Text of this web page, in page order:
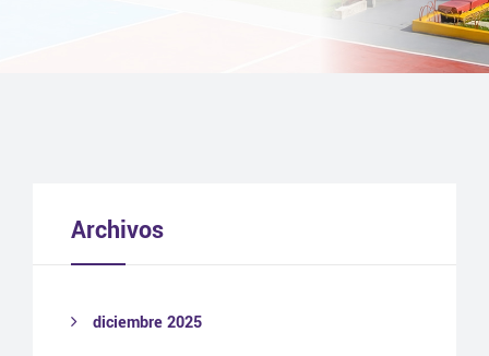
Archivos
diciembre 2025